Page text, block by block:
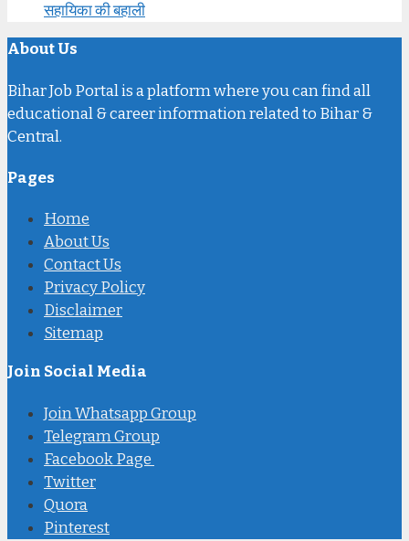
सहायिका की बहाली
About Us
Bihar Job Portal is a platform where you can find all
educational & career information related to Bihar &
Central.
Pages
Home
About Us
Contact Us
Privacy Policy
Disclaimer
Sitemap
Join Social Media
Join Whatsapp Group
Telegram Group
Facebook Page
Twitter
Quora
Pinterest